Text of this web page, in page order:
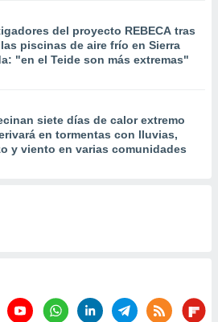
del proyecto REBECA tras
piscinas de aire frío en Sierra
"en el Teide son más extremas"
siete días de calor extremo
en tormentas con lluvias,
y viento en varias comunidades